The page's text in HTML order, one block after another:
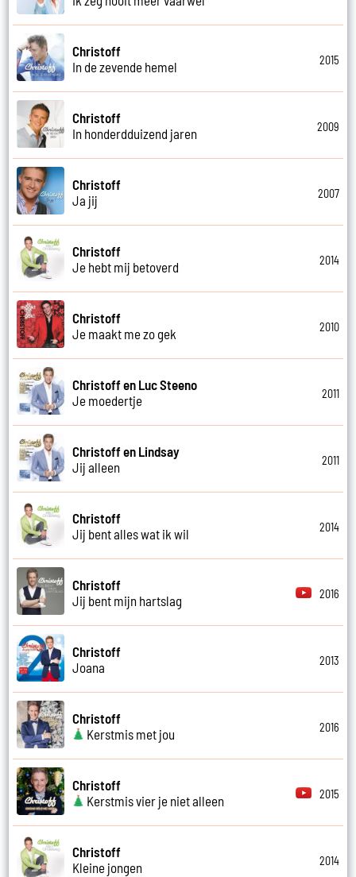
Christoff
In de zevende hemel
2015
Christoff
In honderdduizend jaren
2009
Christoff
Ja jij
2007
Christoff
Je hebt mij betoverd
2014
Christoff
Je maakt me zo gek
2010
Christoff en Luc Steeno
Je moedertje
2011
Christoff en Lindsay
Jij alleen
2011
Christoff
Jij bent alles wat ik wil
2014
Christoff
Jij bent mijn hartslag
2016
Christoff
Joana
2013
Christoff
Kerstmis met jou
2016
Christoff
Kerstmis vier je niet alleen
2015
Christoff
Kleine jongen
2014